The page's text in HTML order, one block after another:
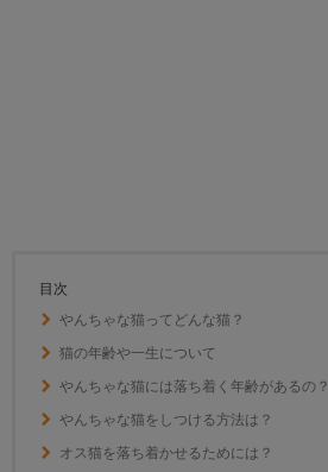
目次
やんちゃな猫ってどんな猫？
猫の年齢や一生について
やんちゃな猫には落ち着く年齢があるの？
やんちゃな猫をしつける方法は？
オス猫を落ち着かせるためには？